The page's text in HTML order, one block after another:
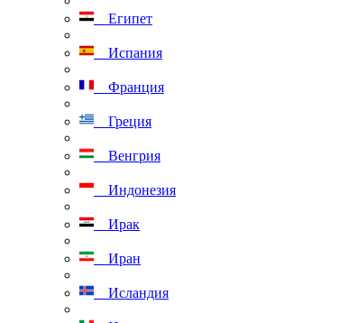
Египет
Испания
Франция
Греция
Венгрия
Индонезия
Ирак
Иран
Исландия